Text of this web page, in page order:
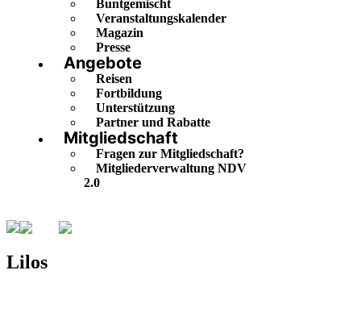
Buntgemischt
Veranstaltungskalender
Magazin
Presse
Angebote
Reisen
Fortbildung
Unterstützung
Partner und Rabatte
Mitgliedschaft
Fragen zur Mitgliedschaft?
Mitgliederverwaltung NDV
2.0
Lilos